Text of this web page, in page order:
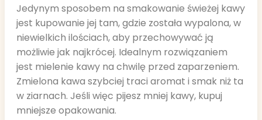
Jedynym sposobem na smakowanie świeżej kawy
jest kupowanie jej tam, gdzie została wypalona, w
niewielkich ilościach, aby przechowywać ją
możliwie jak najkrócej. Idealnym rozwiązaniem
jest mielenie kawy na chwilę przed zaparzeniem.
Zmielona kawa szybciej traci aromat i smak niż ta
w ziarnach. Jeśli więc pijesz mniej kawy, kupuj
mniejsze opakowania.